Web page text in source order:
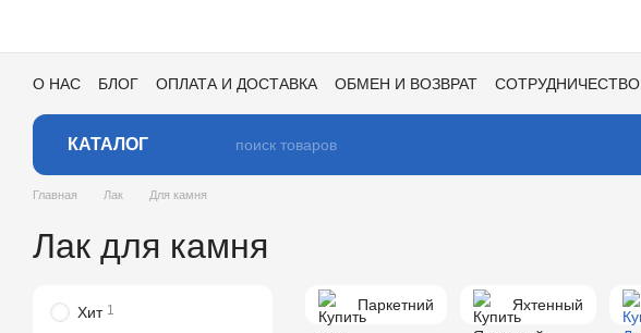
О НАС БЛОГ ОПЛАТА И ДОСТАВКА ОБМЕН И ВОЗВРАТ СОТРУДНИЧЕСТВО
КАТАЛОГ
Главная Лак Для камня
Лак для камня
Паркетний Яхтенный
Хит 1